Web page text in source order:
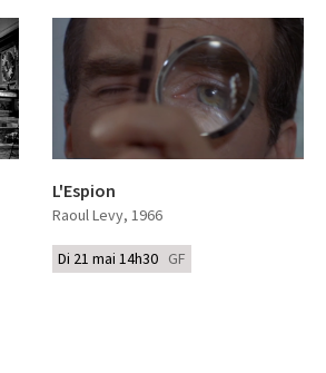
L'Espion
Raoul Levy, 1966
Di 21 mai 14h30 GF